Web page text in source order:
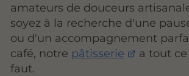
amateurs de douceurs
soyez à la recherche d'une
ou d'un accompagnement
café, notre pâtisserie
a tout
faut.